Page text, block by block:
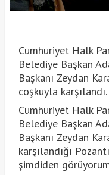
Cumhuriyet Halk
Belediye Başkan
Başkanı Zeydan
coşkuyla karşılandı.
Cumhuriyet Halk
Belediye Başkan
Başkanı Zeydan
karşılandığı
şimdiden